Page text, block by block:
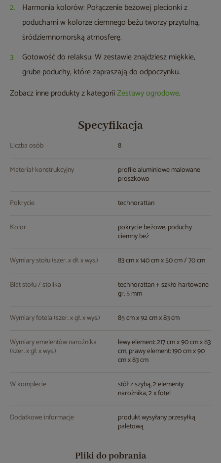
Harmonia kolorów: Połączenie beżowej plecionki z
poduchami w kolorze ciemnego beżu tworzy przytulną,
śródziemnomorską atmosferę.
Gotowość do relaksu: W zestawie znajdziesz miękkie,
grube poduchy, które zapraszają do odpoczynku.
Zobacz inne produkty z kategoriiZestawy ogrodowe.
Specyfikacja
Liczba osób 8
Materiał konstrukcyjny profile aluminiowe malowane
proszkowo
Pokrycie technorattan
Kolor pokrycie beżowe, poduchy
ciemny beż
Wymiary stołu (szer. x dł. x wys.) 83 cm x 140 cm x 50 cm / 70 cm
Blat stołu / stolika technorattan + szkło hartowane
gr. 5 mm
Wymiary fotela (szer. x gł. x wys.) 85 cm x 92 cm x 83 cm
Wymiary emelentów narożnika
(szer. x gł. x wys.)
lewy element: 217 cm x 90 cm x 83
cm, prawy element: 190 cm x 90
cm x 83 cm
W komplecie stół z szybą, 2 elementy
narożnika, 2 x fotel
Dodatkowe informacje produkt wysyłany przesyłką
paletową
Pliki do pobrania